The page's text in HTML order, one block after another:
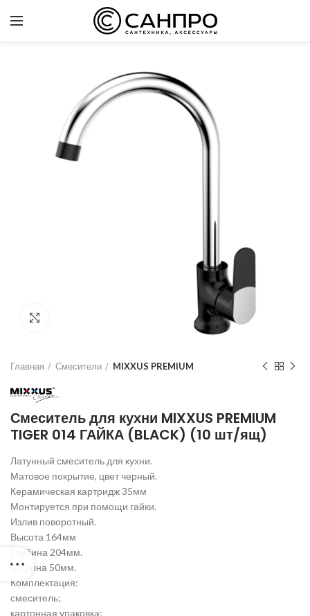
Главная Смесители MIXXUS PREMIUM
Смеситель для кухни MIXXUS PREMIUM
TIGER 014 ГАЙКА (BLACK) (10 шт/ящ)
Латунный смеситель для кухни.
Матовое покрытие, цвет черный.
Керамическая картридж 35мм
Монтируется при помощи гайки.
Излив поворотный.
Высота 164мм
Глубина 204мм.
Ширина 50мм.
Комплектация:
смеситель;
картонная упаковка;